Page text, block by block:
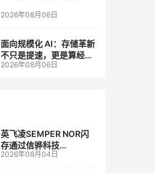
自己的研发节奏
2026年08月06日
面向规模化 AI：存储革新
不只是提速，更是算经济
账
2026年08月06日
英飞凌SEMPER NOR闪
存通过信骅科技
AST2700 BMC认证，全
2026年08月04日